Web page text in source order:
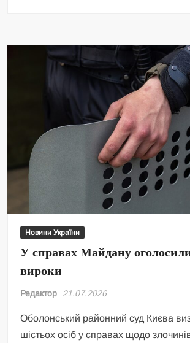
Новини України
У справах Майдану
вироки
Редактор 21.07.2026
Оболонський районний суд Києва
шістьох осіб у справах щодо